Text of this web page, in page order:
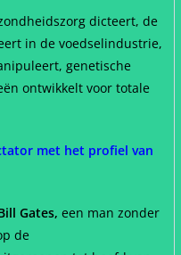
dicteert, de
in de voedselindustrie,
genetische
ontwikkelt voor totale
met het profiel van
Gates, een man zonder
de